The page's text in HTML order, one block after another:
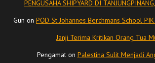
PENGUSAHA SHIPYARD DI
Gun on POD St Johannes Berchmans School
Janji Terima Kritikan Orang Tua
Pengamaton Palestina Sulit Menjadi